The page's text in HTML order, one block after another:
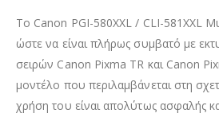
Το Canon PGI-580XXL / CLI-581XXL
ώστε να είναι πλήρως συμβατό με
σειρών Canon Pixma TR και Canon
μοντέλο που περιλαμβάνεται στη
χρήση του είναι απολύτως ασφαλής